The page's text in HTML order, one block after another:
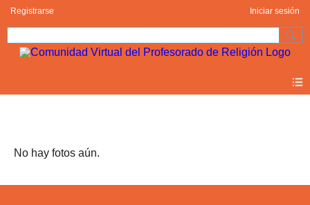
Registrarse Iniciar sesión
No hay fotos aún.